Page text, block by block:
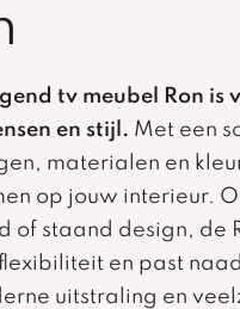
tv meubel Ron
en stijl. Met een
materialen en
op jouw interieur.
of staand design, de
en past
uitstraling en